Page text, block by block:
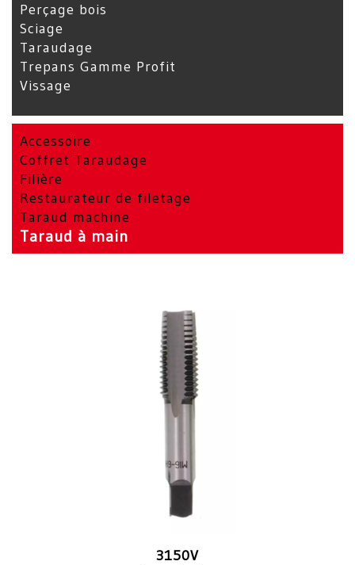
Perçage bois
Sciage
Taraudage
Trepans Gamme Profit
Vissage
Accessoire
Coffret Taraudage
Filière
Restaurateur de filetage
Taraud machine
Taraud à main
3150V